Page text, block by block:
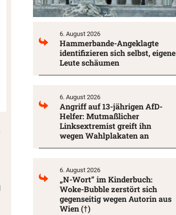
6. August 2026
Hammerbande-Angeklagte
identifizieren sich selbst, eigene
Leute schäumen
6. August 2026
Angriff auf 13-jährigen AfD-
Helfer: Mutmaßlicher
Linksextremist greift ihn
wegen Wahlplakaten an
6. August 2026
„N-Wort” im Kinderbuch:
Woke-Bubble zerstört sich
gegenseitig wegen Autorin aus
Wien (†)